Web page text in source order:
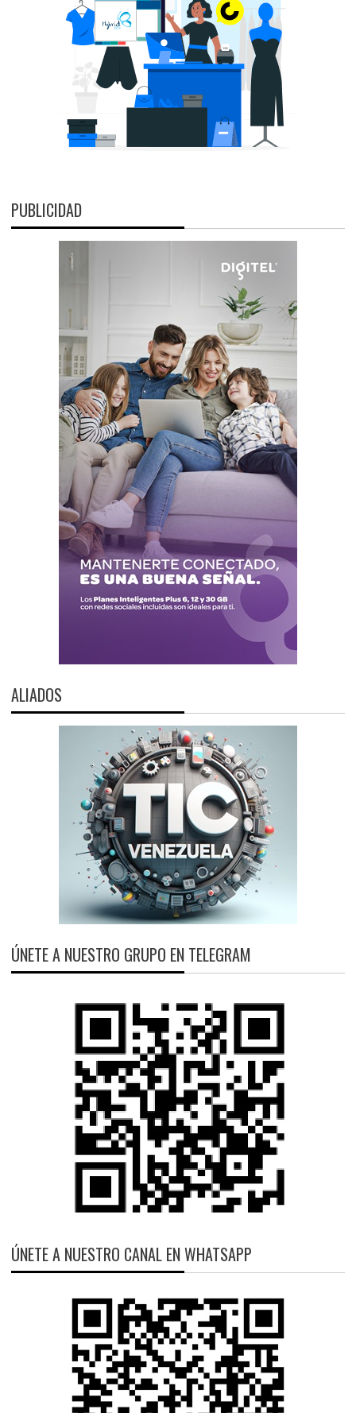
PUBLICIDAD
ALIADOS
ÚNETE A NUESTRO GRUPO EN TELEGRAM
ÚNETE A NUESTRO CANAL EN WHATSAPP